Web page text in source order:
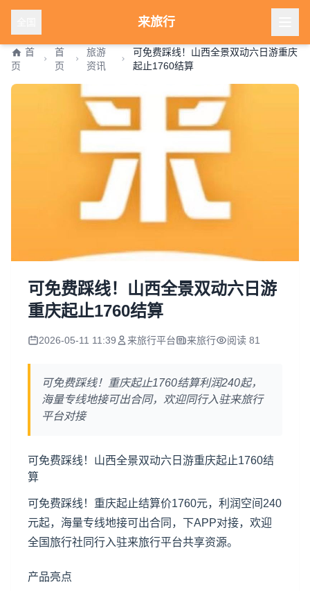
来旅行
首
页
首
页
旅游
资讯
可免费踩线！山西全景双动六日游重庆
起止1760结算
可免费踩线！山西全景双动六日游
重庆起止1760结算
2026-05-11 11:39 来旅行平台 来旅行 阅读 81
可免费踩线！重庆起止1760结算利润240起，
海量专线地接可出合同，欢迎同行入驻来旅行
平台对接
可免费踩线！ 山西全景双动六日游重庆起止1760结
算
可免费踩线！重庆起止结算价1760元，利润空间240
元起，海量专线地接可出合同，下APP对接，欢迎
全国旅行社同行入驻来旅行平台共享资源。
产品亮点